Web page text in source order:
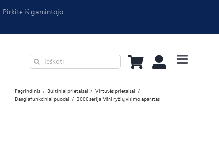
Pirkite iš gamintojo
Oro
Pagrindinis Buitiniai prietaisai
Virtuvės prietaisai
Daugiafunkciniai puodai
3000 serija Mini ryžių virimo aparatas